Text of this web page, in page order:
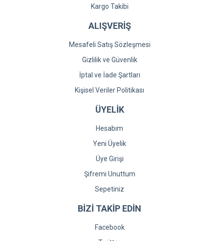
Kargo Takibi
ALIŞVERİŞ
Mesafeli Satış Sözleşmesi
Gizlilik ve Güvenlik
İptal ve İade Şartları
Kişisel Veriler Politikası
ÜYELİK
Hesabım
Yeni Üyelik
Üye Girişi
Şifremi Unuttum
Sepetiniz
BİZİ TAKİP EDİN
Facebook